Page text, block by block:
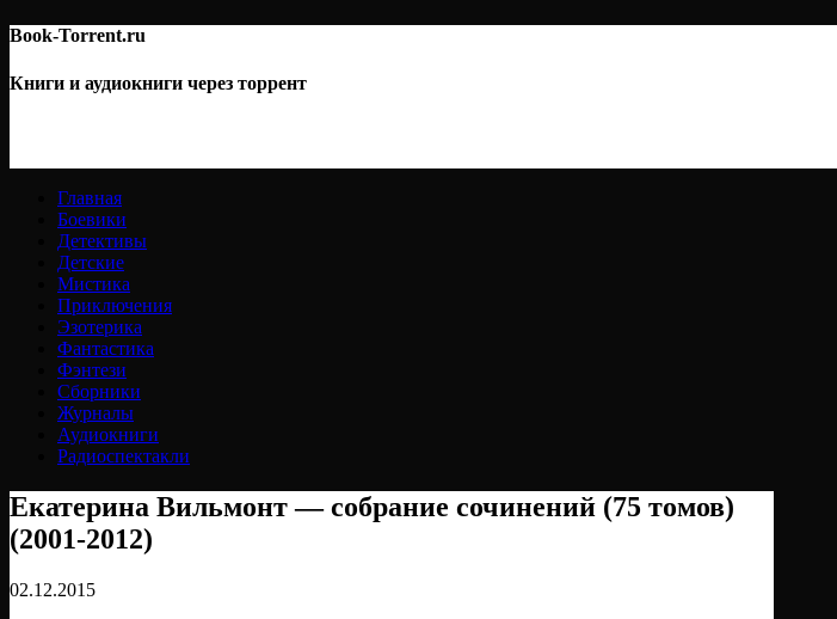
Book-Torrent.ru
Книги и аудиокниги через торрент
Главная
Боевики
Детективы
Детские
Мистика
Приключения
Эзотерика
Фантастика
Фэнтези
Сборники
Журналы
Аудиокниги
Радиоспектакли
Екатерина Вильмонт — собрание сочинений (75 томов)
(2001-2012)
02.12.2015